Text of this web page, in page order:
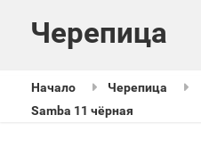
Черепица
Начало Черепица
Samba 11 чёрная